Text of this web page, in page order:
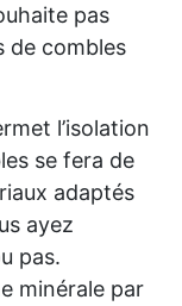
pas
de combles
l’isolation
se fera de
adaptés
ayez
pas.
minérale par